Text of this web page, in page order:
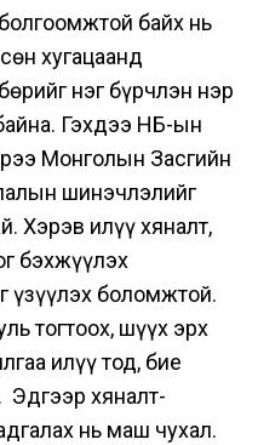
байх нь
хугацаанд
нэг бүрчлэн нэр
Гэхдээ НҮБ-ын
Монголын Засгийн
шинэчлэлийг
Хэрэв илүү хяналт,
бэхжүүлэх
үзүүлэх боломжтой.
тогтоох, шүүх эрх
илүү тод, бие
Эдгээр хяналт-
нь маш чухал.